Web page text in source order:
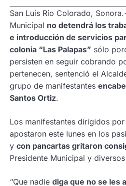
San Luis Río Colorado,
Municipal no detendrá los
e introducción de servicios
colonia “Las Palapas” sólo
persisten en seguir cobrando
pertenecen, sentenció el
grupo de manifestantes
Santos Ortiz.
Los manifestantes dirigidos
apostaron este lunes en los
y con pancartas gritaron
Presidente Municipal y
“Que nadie diga que no se les